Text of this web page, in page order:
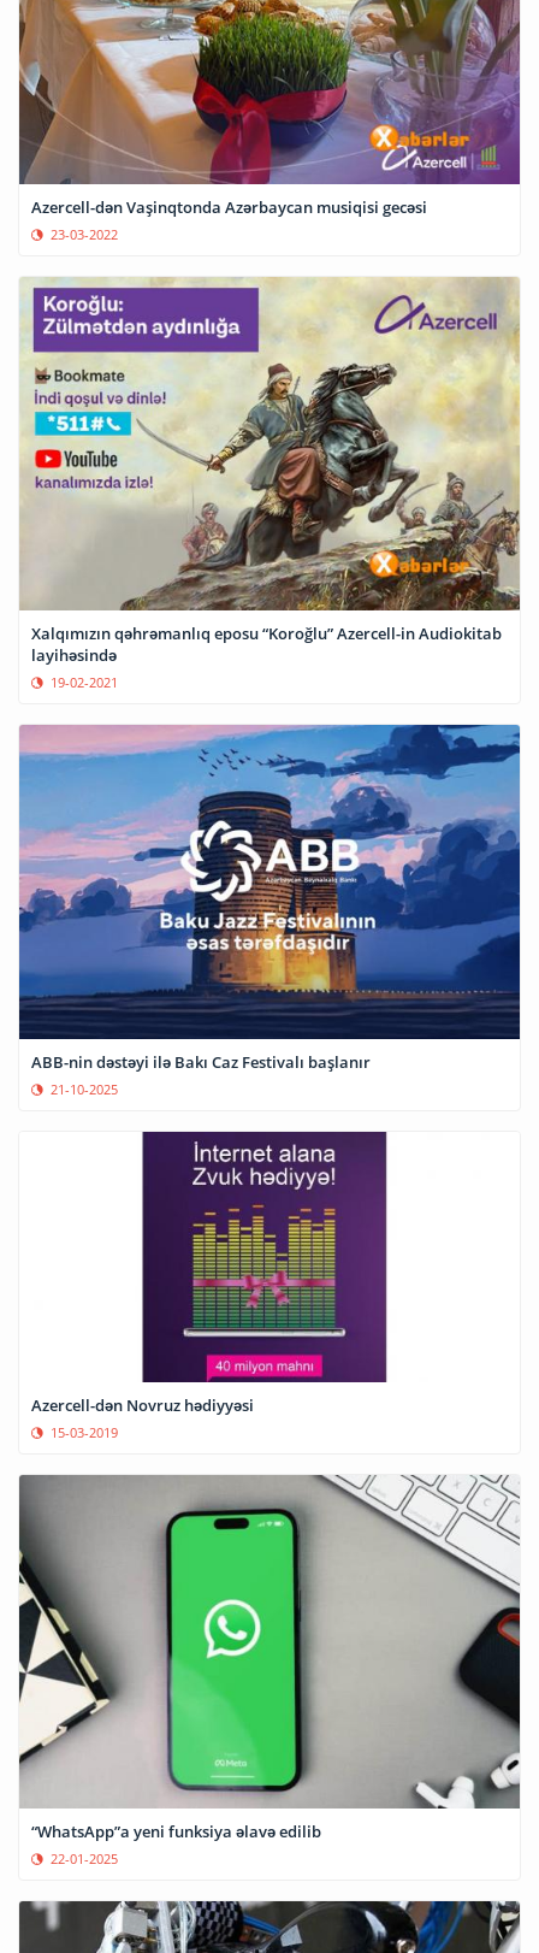
Azercell-dən Vaşinqtonda Azərbaycan musiqisi gecəsi
23-03-2022
Xalqımızın qəhrəmanlıq eposu “Koroğlu” Azercell-in Audiokitab
layihəsində
19-02-2021
ABB-nin dəstəyi ilə Bakı Caz Festivalı başlanır
21-10-2025
Azercell-dən Novruz hədiyyəsi
15-03-2019
“WhatsApp”a yeni funksiya əlavə edilib
22-01-2025